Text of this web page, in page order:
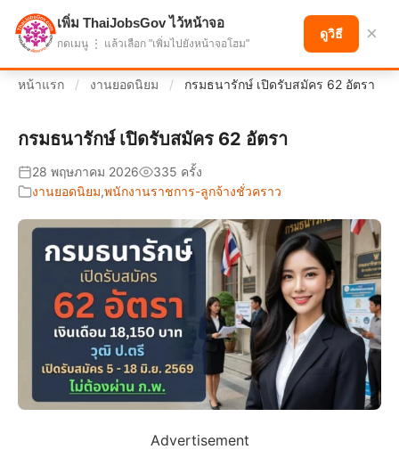
แบ่งปันโอกาส เพื่ออนาคตที่ก้าวหน้า
หน้าแรก / งานยอดนิยม / กรมธนารักษ์ เปิดรับสมัคร 62 อัตรา
กรมธนารักษ์ เปิดรับสมัคร 62 อัตรา
28 พฤษภาคม 2026
335 ครั้ง
งานยอดนิยม,พนักงานราชการ-ลูกจ้างชั่วคราว
Advertisement
เพิ่ม ThaiJobsGov ไว้หน้าจอ
กดเมนู ⋮ แล้วเลือก "เพิ่มไปยังหน้าจอโฮม"
ดูวิธี ×